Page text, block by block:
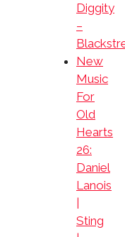
Diggity
–
New
Music
For
Old
Hearts
26:
Daniel
Lanois
Sting